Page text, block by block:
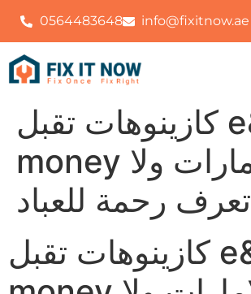
0564483648 info@fixitnow.ae
كازينوهات تقبل e&
money الإمارات ولا
تعرف رحمة للعباد
كازينوهات تقبل e&